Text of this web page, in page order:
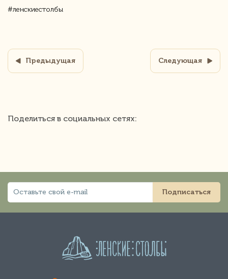
#ленскиестолбы
Предыдущая Следующая
Поделиться в социальных сетях:
Подписаться